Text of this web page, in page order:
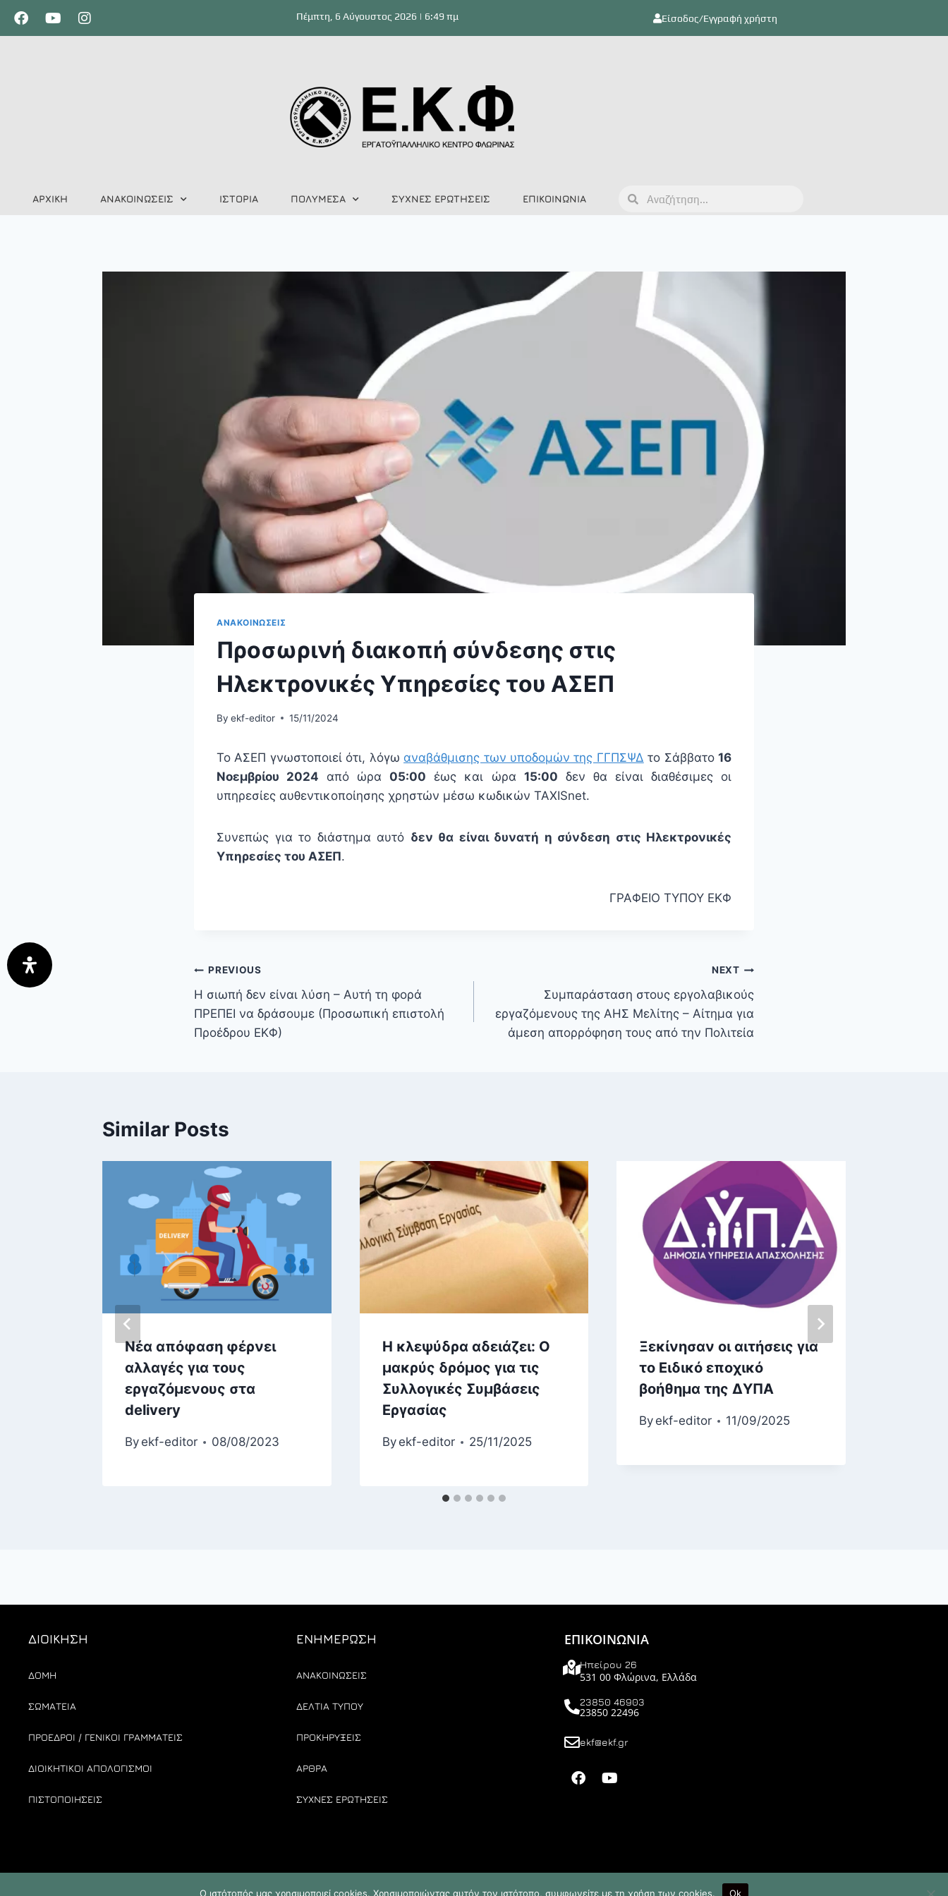
Πέμπτη, 6 Αύγουστος 2026 | 6:49 πμ Είσοδος/Εγγραφή χρήστη
ΑΡΧΙΚΗ ΑΝΑΚΟΙΝΩΣΕΙΣ ΙΣΤΟΡΙΑ ΠΟΛΥΜΕΣΑ ΣΥΧΝΕΣ ΕΡΩΤΗΣΕΙΣ ΕΠΙΚΟΙΝΩΝΙΑ
ΑΝΑΚΟΙΝΩΣΕΙΣ
Προσωρινή διακοπή σύνδεσης στις
Ηλεκτρονικές Υπηρεσίες του ΑΣΕΠ
By ekf-editor 15/11/2024
Το ΑΣΕΠ γνωστοποιεί ότι, λόγω αναβάθμισης των υποδομών της ΓΓΠΣΨΔ το Σάββατο16
Νοεμβρίου 2024 από ώρα 05:00 έως και ώρα 15:00 δεν θα είναι διαθέσιμες οι
υπηρεσίες αυθεντικοποίησης χρηστών μέσω κωδικών TAXISnet.
Συνεπώς για το διάστημα αυτό δεν θα είναι δυνατή η σύνδεση στις Ηλεκτρονικές
Υπηρεσίες του ΑΣΕΠ.
ΓΡΑΦΕΙΟ ΤΥΠΟΥ ΕΚΦ
PREVIOUS
Η σιωπή δεν είναι λύση – Αυτή τη φορά
ΠΡΕΠΕΙ να δράσουμε (Προσωπική επιστολή
Προέδρου ΕΚΦ)
NEXT
Συμπαράσταση στους εργολαβικούς
εργαζόμενους της ΑΗΣ Μελίτης – Αίτημα για
άμεση απορρόφηση τους από την Πολιτεία
Similar Posts
Νέα απόφαση φέρνει
αλλαγές για τους
εργαζόμενους στα
delivery
By ekf-editor 08/08/2023
Η κλεψύδρα αδειάζει: Ο
μακρύς δρόμος για τις
Συλλογικές Συμβάσεις
Εργασίας
By ekf-editor 25/11/2025
Ξεκίνησαν οι αιτήσεις για
το Ειδικό εποχικό
βοήθημα της ΔΥΠΑ
By ekf-editor 11/09/2025
ΔΙΟΙΚΗΣΗ
ΔΟΜΗ
ΣΩΜΑΤΕΙΑ
ΠΡΟΕΔΡΟΙ / ΓΕΝΙΚΟΙ ΓΡΑΜΜΑΤΕΙΣ
ΔΙΟΙΚΗΤΙΚΟΙ ΑΠΟΛΟΓΙΣΜΟΙ
ΠΙΣΤΟΠΟΙΗΣΕΙΣ
ΕΝΗΜΕΡΩΣΗ
ΑΝΑΚΟΙΝΩΣΕΙΣ
ΔΕΛΤΙΑ ΤΥΠΟΥ
ΠΡΟΚΗΡΥΞΕΙΣ
ΑΡΘΡΑ
ΣΥΧΝΕΣ ΕΡΩΤΗΣΕΙΣ
ΕΠΙΚΟΙΝΩΝΙΑ
Ηπείρου 26
531 00 Φλώρινα, Ελλάδα
23850 46903
23850 22496
ekf@ekf.gr
Ο ιστότοπός μας χρησιμοποιεί cookies. Χρησιμοποιώντας αυτόν τον ιστότοπο, συμφωνείτε με τη χρήση των cookies. Ok